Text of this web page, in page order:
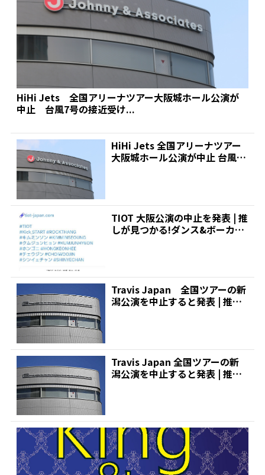
HiHi Jets 全国アリーナツアー大阪城ホール公演が
中止 台風7号の接近受け...
HiHi Jets 全国アリーナツアー
大阪城ホール公演が中止 台風7
TIOT 大阪公演の中止を発表 | 推
しが見つかる!ダンス&ボーカル
Travis Japan 全国ツアーの新
潟公演を中止すると発表 | 推し
Travis Japan 全国ツアーの新
潟公演を中止すると発表 | 推し